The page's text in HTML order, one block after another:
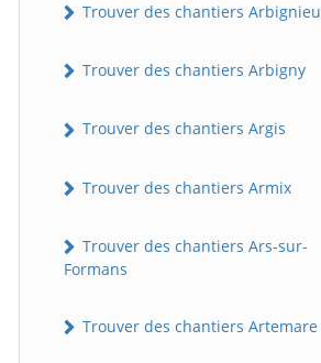
Trouver des chantiers Arbignieu
Trouver des chantiers Arbigny
Trouver des chantiers Argis
Trouver des chantiers Armix
Trouver des chantiers Ars-sur-
Formans
Trouver des chantiers Artemare